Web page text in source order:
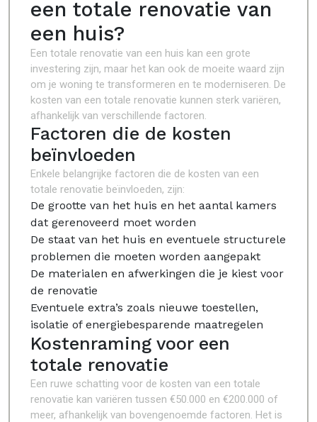
een totale renovatie van
een huis?
Een totale renovatie van een huis kan een grote
investering zijn, maar het kan ook de moeite waard zijn
om je woning te transformeren en te moderniseren. De
kosten van een totale renovatie kunnen sterk variëren,
afhankelijk van verschillende factoren.
Factoren die de kosten
beïnvloeden
Enkele belangrijke factoren die de kosten van een
totale renovatie beïnvloeden, zijn:
De grootte van het huis en het aantal kamers
dat gerenoveerd moet worden
De staat van het huis en eventuele structurele
problemen die moeten worden aangepakt
De materialen en afwerkingen die je kiest voor
de renovatie
Eventuele extra’s zoals nieuwe toestellen,
isolatie of energiebesparende maatregelen
Kostenraming voor een
totale renovatie
Een ruwe schatting voor de kosten van een totale
renovatie kan variëren tussen €50.000 en €200.000 of
meer, afhankelijk van bovengenoemde factoren. Het is